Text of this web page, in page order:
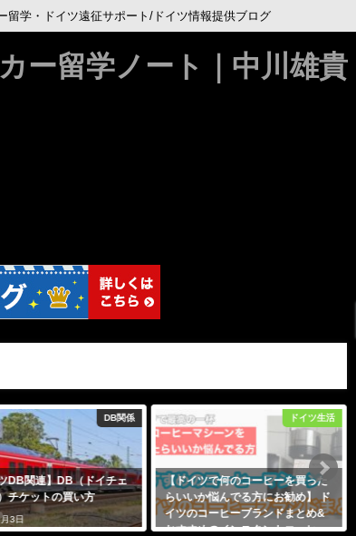
留学・ドイツ遠征サポート/ドイツ情報提供ブログ
ー留学ノート｜中川雄貴
DB関係
DB関連】DB（ドイチェ
チケットの買い方
3日
ドイツ生活
【ドイツで何のコーヒーを買った
らいいか悩んでる方にお勧め】 ド
イツのコーヒーブランドまとめ&
おすすめのインスタントコーヒ